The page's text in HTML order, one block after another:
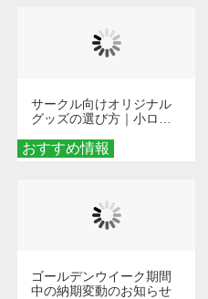
おすすめ情報
サークル向けオリジナル
グッズの選び方｜小ロッ
める秘訣
ゴールデンウイーク期間
中の納期変動のお知らせ